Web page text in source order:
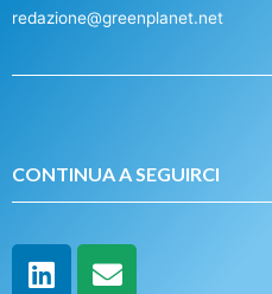
redazione@greenplanet.net
CONTINUA A SEGUIRCI